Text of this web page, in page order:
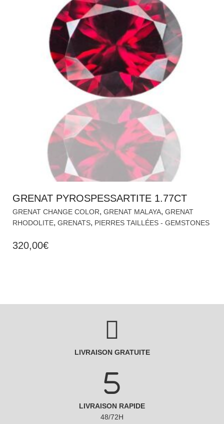
GRENAT PYROSPESSARTITE 1.77CT
GRENAT CHANGE COLOR, GRENAT MALAYA, GRENAT
RHODOLITE, GRENATS, PIERRES TAILLÉES - GEMSTONES
320,00€
LIVRAISON GRATUITE
LIVRAISON RAPIDE
48/72H